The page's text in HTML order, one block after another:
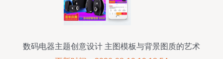
数码电器主题创意设计 主图模板与背景图质的艺术